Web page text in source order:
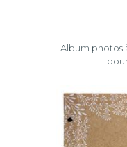
Album photos